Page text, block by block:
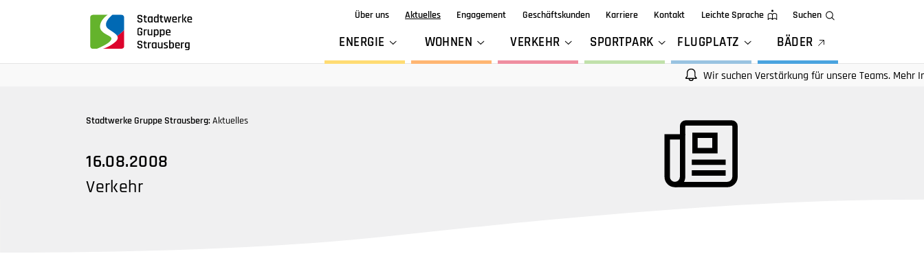
Navigation
Tabulatorentaste:
Über uns Aktuelles Engagement Geschäftskunden Karriere Kontakt Leichte Sprache Suchen
ENERGIE WOHNEN VERKEHR SPORTPARK FLUGPLATZ BÄDER
Wir suchen Verstärkung für unsere Teams. Mehr Infos
Stadtwerke Gruppe Strausberg:Aktuelles
16.08.2008
Verkehr